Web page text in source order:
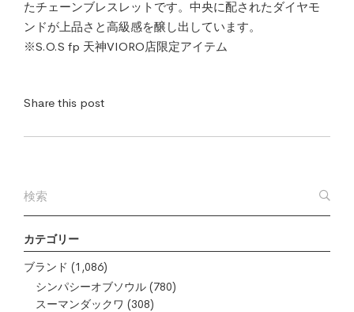
カテゴリー
ブランド (1,086)
シンパシーオブソウル (780)
スーマンダックワ (308)
たチェーンブレスレットです。中央に配されたダイヤモ
ンドが上品さと高級感を醸し出しています。
※S.O.S fp 天神VIORO店限定アイテム
Share this post